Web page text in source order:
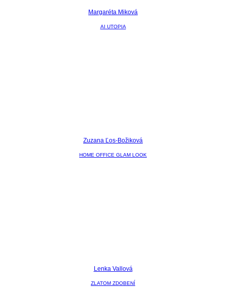
Margaréta Miková
AI UTOPIA
Zuzana Ľos-Božiková
HOME OFFICE GLAM LOOK
Lenka Vallová
ZLATOM ZDOBENÍ